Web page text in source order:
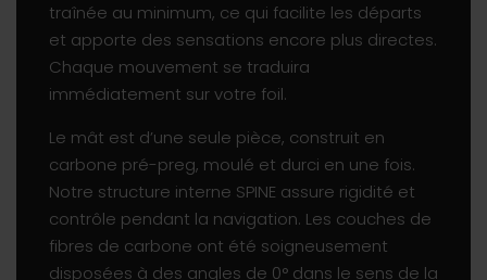
traînée au minimum, ce qui facilite les départs
et apporte des sensations encore plus directes.
Chaque mouvement se traduira
immédiatement sur votre foil.
Le mât est d’une seule pièce, construit en
carbone pré-preg, moulé et durci en une fois.
Notre structure interne SPINE assure rigidité et
contrôle pendant la navigation. Les couches de
fibres de carbone ont été soigneusement
disposées à des angles de 0° dans le sens de la